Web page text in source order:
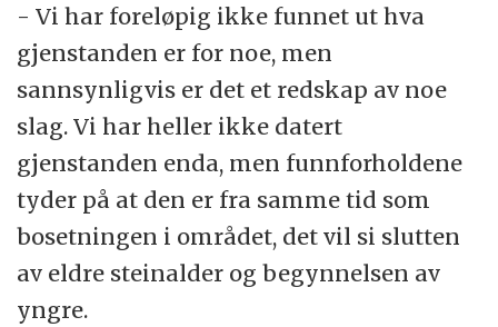
- Vi har foreløpig ikke funnet ut hva
gjenstanden er for noe, men
sannsynligvis er det et redskap av noe
slag. Vi har heller ikke datert
gjenstanden enda, men funnforholdene
tyder på at den er fra samme tid som
bosetningen i området, det vil si slutten
av eldre steinalder og begynnelsen av
yngre.